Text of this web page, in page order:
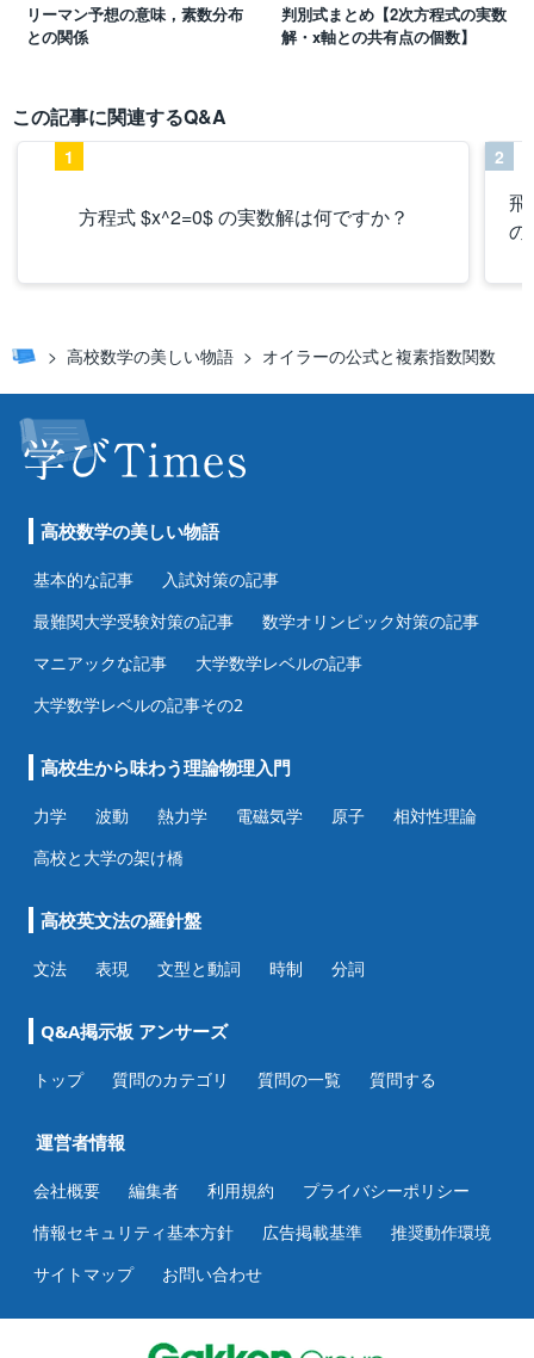
リーマン予想の意味，素数分布
との関係
判別式まとめ【2次方程式の実数
解・x軸との共有点の個数】
この記事に関連するQ&A
方程式 $x^2=0$ の実数解は何ですか？
1
飛
の
2
高校数学の美しい物語 オイラーの公式と複素指数関数
高校数学の美しい物語
基本的な記事
入試対策の記事
最難関大学受験対策の記事
数学オリンピック対策の記事
マニアックな記事
大学数学レベルの記事
大学数学レベルの記事その2
高校生から味わう理論物理入門
力学 波動 熱力学 電磁気学 原子
相対性理論
高校と大学の架け橋
高校英文法の羅針盤
文法 表現 文型と動詞 時制 分詞
Q&A掲示板 アンサーズ
トップ 質問のカテゴリ 質問の一覧 質問する
運営者情報
会社概要 編集者 利用規約
プライバシーポリシー
情報セキュリティ基本方針
広告掲載基準
推奨動作環境
サイトマップ
お問い合わせ